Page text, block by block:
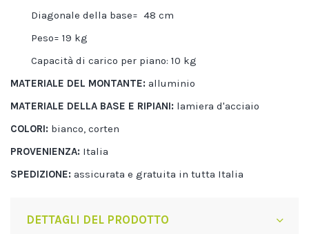
Diagonale della base= 48 cm
Peso= 19 kg
Capacità di carico per piano: 10 kg
MATERIALE DEL MONTANTE: alluminio
MATERIALE DELLA BASE E RIPIANI: lamiera d'acciaio
COLORI: bianco, corten
PROVENIENZA: Italia
SPEDIZIONE: assicurata e gratuita in tutta Italia
DETTAGLI DEL PRODOTTO